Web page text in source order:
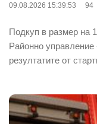
09.08.2026 15:39:53 94
Подкуп в размер на
Районно
резултатите от